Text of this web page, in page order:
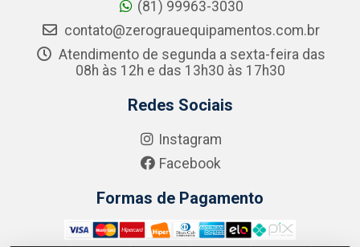
(81) 99963-3030
contato@zerograuequipamentos.com.br
Atendimento de segunda a sexta-feira das
08h às 12h e das 13h30 às 17h30
Redes Sociais
Instagram
Facebook
Formas de Pagamento